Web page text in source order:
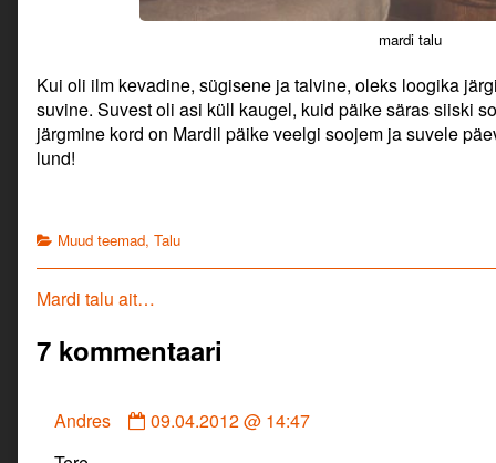
mardi talu
Kui oli ilm kevadine, sügisene ja talvine, oleks loogika
suvine. Suvest oli asi küll kaugel, kuid päike säras siiski
järgmine kord on Mardil päike veelgi soojem ja suvele
lund!
Categories
Muud teemad, Talu
Navigeerimine
Previous
Mardi talu ait…
7 kommentaari
Andres
Comment
09.04.2012 @ 14:47